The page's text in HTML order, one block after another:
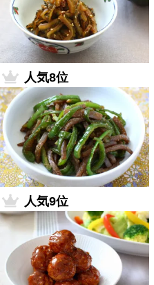
人気8位
人気9位